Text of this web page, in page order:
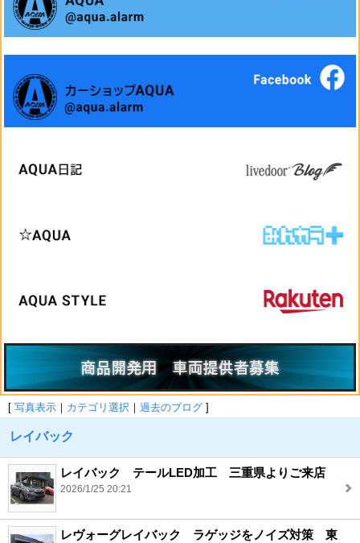
[ 写真表示 ｜ カテゴリ選択 ｜ 過去のブログ ]
レイバック
レイバック テールLED加工 三重県よりご来店
2026/1/25 20:21
レヴォーグレイバック ラゲッジをノイズ対策 東